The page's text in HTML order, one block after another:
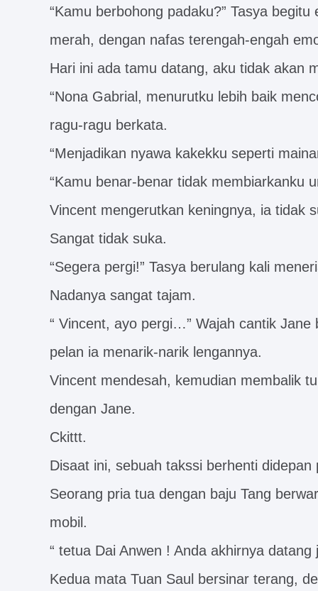
“Kamu berbohong padaku?” Tasya
merah, dengan nafas terengah-engah
Hari ini ada tamu datang, aku tidak akan
“Nona Gabrial, menurutku lebih baik
ragu-ragu berkata.
“Menjadikan nyawa kakekku seperti
“Kamu benar-benar tidak membiarkanku
Vincent mengerutkan keningnya, ia tidak
Sangat tidak suka.
“Segera pergi!” Tasya berulang kali
Nadanya sangat tajam.
“ Vincent, ayo pergi…” Wajah cantik
pelan ia menarik-narik lengannya.
Vincent mendesah, kemudian membalik
dengan Jane.
Ckittt.
Disaat ini, sebuah takssi berhenti didepan
Seorang pria tua dengan baju Tang
mobil.
“ tetua Dai Anwen ! Anda akhirnya
Kedua mata Tuan Saul bersinar terang,